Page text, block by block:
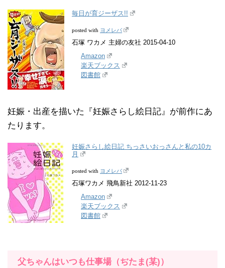
毎日が育ジーザス!!
posted with ヨメレバ
石塚 ワカメ 主婦の友社 2015-04-10
Amazon
楽天ブックス
図書館
妊娠・出産を描いた『妊娠さらし絵日記』が前作にあ
たります。
妊娠さらし絵日記 ちっさいおっさんと私の10カ
月
posted with ヨメレバ
石塚ワカメ 飛鳥新社 2012-11-23
Amazon
楽天ブックス
図書館
父ちゃんはいつも仕事場（ぢたま(某)）